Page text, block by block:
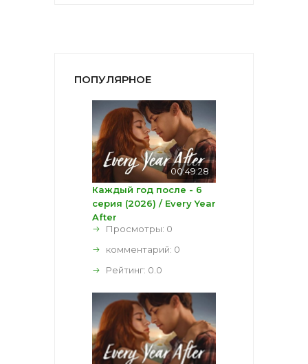
ПОПУЛЯРНОЕ
00:49:28
Каждый год после - 6
серия (2026) / Every Year
After
Просмотры: 0
комментарий: 0
Рейтинг: 0.0